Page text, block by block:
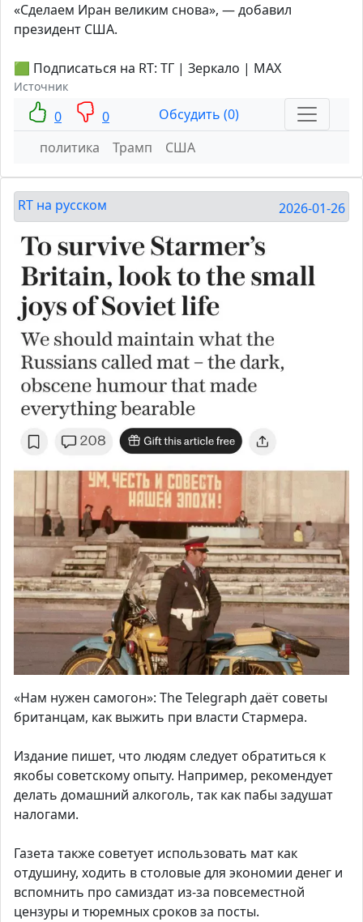
«Сделаем Иран великим снова», — добавил
президент США.
🟩 Подписаться на RT: ТГ | Зеркало | MAX
Источник
0 0
Обсудить (0)
политика
Трамп США
RT на русском 2026-01-26
«Нам нужен самогон»: The Telegraph даёт советы
британцам, как выжить при власти Стармера.
Издание пишет, что людям следует обратиться к
якобы советскому опыту. Например, рекомендует
делать домашний алкоголь, так как пабы задушат
налогами.
Газета также советует использовать мат как
отдушину, ходить в столовые для экономии денег и
вспомнить про самиздат из-за повсеместной
цензуры и тюремных сроков за посты.